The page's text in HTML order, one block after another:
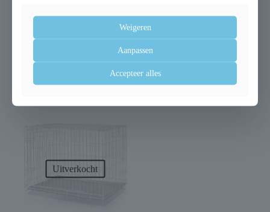
Trixie aqua toy ring
tpr drijvend assorti
€29,97
Trixie sofa bed nero
meubelbeschermer
grijs
Uitverkocht
Weigeren
Aanpassen
Accepteer alles